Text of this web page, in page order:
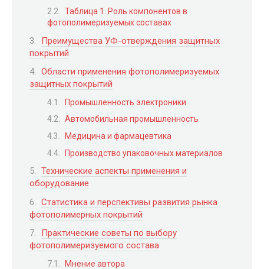
Таблица 1. Роль компонентов в
фотополимеризуемых составах
Преимущества УФ-отверждения защитных
покрытий
Области применения фотополимеризуемых
защитных покрытий
Промышленность электроники
Автомобильная промышленность
Медицина и фармацевтика
Производство упаковочных материалов
Технические аспекты применения и
оборудование
Статистика и перспективы развития рынка
фотополимерных покрытий
Практические советы по выбору
фотополимеризуемого состава
Мнение автора